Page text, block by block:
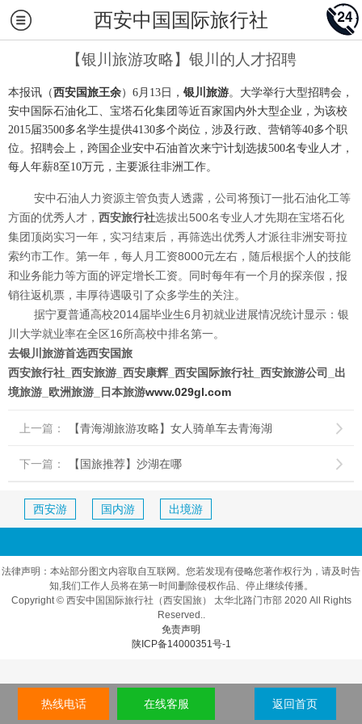
西安中国国际旅行社
【银川旅游攻略】银川的人才招聘
本报讯（西安国旅王余）6月13日， 银川旅游。大学举行大型招聘会，
安中国际石油化工、宝塔石化集团等近百家国内外大型企业，为该校
2015届3500多名学生提供4130多个岗位，涉及行政、营销等40多个职
位。招聘会上，跨国企业安中石油首次来宁计划选拔500名专业人才，
每人年薪8至10万元，主要派往非洲工作。
安中石油人力资源主管负责人透露，公司将预订一批石油化工等
方面的优秀人才， 西安旅行社选拔出500名专业人才先期在宝塔石化
集团顶岗实习一年，实习结束后，再筛选出优秀人才派往非洲安哥拉
索约市工作。第一年，每人月工资8000元左右，随后根据个人的技能
和业务能力等方面的评定增长工资。同时每年有一个月的探亲假，报
销往返机票，丰厚待遇吸引了众多学生的关注。
据宁夏普通高校2014届毕业生6月初就业进展情况统计显示：银
川大学就业率在全区16所高校中排名第一。
去银川旅游首选西安国旅
西安旅行社_西安旅游_西安康辉_西安国际旅行社_西安旅游公司_出
境旅游_欧洲旅游_日本旅游www.029gl.com
上一篇： 【青海湖旅游攻略】女人骑单车去青海湖 
下一篇： 【国旅推荐】沙湖在哪 
西安游 国内游 出境游
法律声明：本站部分图文内容取自互联网。您若发现有侵略您著作权行为，请及时告
知,我们工作人员将在第一时间删除侵权作品、停止继续传播。
Copyright © 西安中国国际旅行社（西安国旅） 太华北路门市部 2020 All Rights
Reserved..
免责声明
陕ICP备14000351号-1
热线电话 在线客服 返回首页